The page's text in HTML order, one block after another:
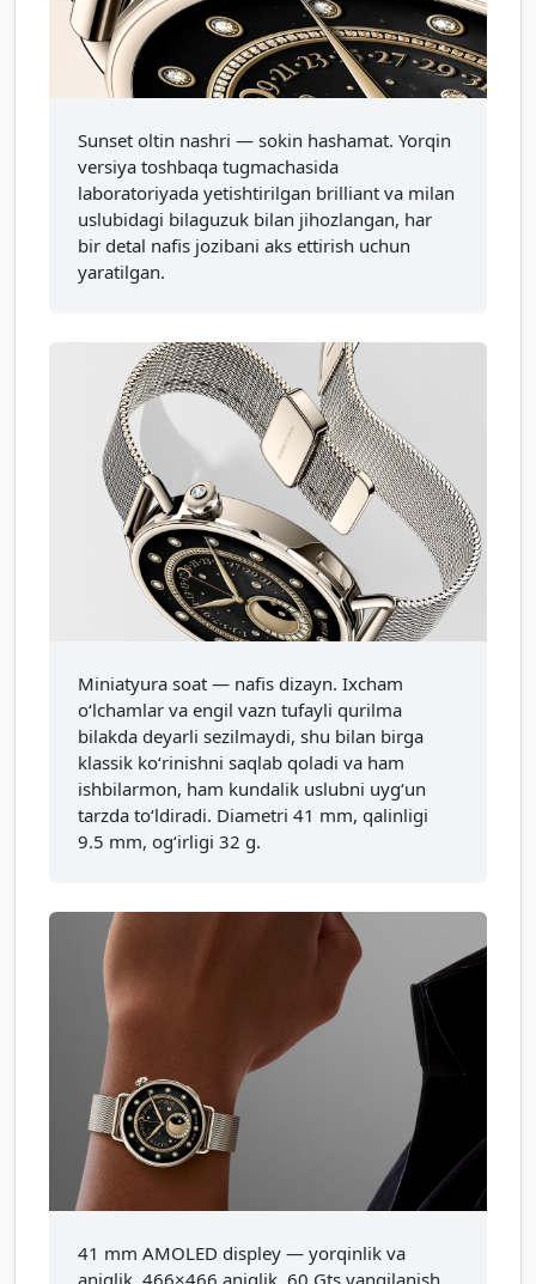
Sunset oltin nashri — sokin hashamat. Yorqin
versiya toshbaqa tugmachasida
laboratoriyada yetishtirilgan brilliant va milan
uslubidagi bilaguzuk bilan jihozlangan, har
bir detal nafis jozibani aks ettirish uchun
yaratilgan.
Miniatyura soat — nafis dizayn. Ixcham
o‘lchamlar va engil vazn tufayli qurilma
bilakda deyarli sezilmaydi, shu bilan birga
klassik ko‘rinishni saqlab qoladi va ham
ishbilarmon, ham kundalik uslubni uyg‘un
tarzda to‘ldiradi. Diametri 41 mm, qalinligi
9.5 mm, og‘irligi 32 g.
41 mm AMOLED displey — yorqinlik va
aniqlik. 466×466 aniqlik, 60 Gts yangilanish